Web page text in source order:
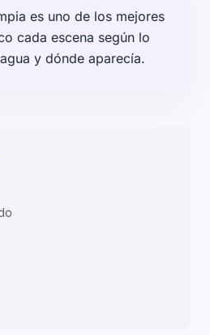
es uno de los mejores
cada escena según lo
y dónde aparecía.